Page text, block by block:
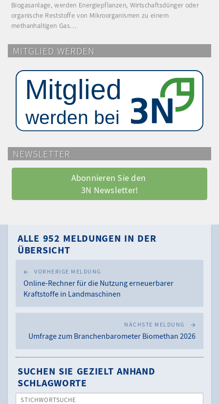
Biogasanlage, werden Energiepflanzen, Wirtschaftsdünger oder
organische Reststoffe von Mikroorganismen zu einem
methanhaltigen Gas…
MITGLIED WERDEN
NEWSLETTER
Abonnieren Sie den
3N Newsletter!
ALLE 952 MELDUNGEN IN DER
ÜBERSICHT
VORHERIGE MELDUNG
Online-Rechner für die Nutzung erneuerbarer
Kraftstoffe in Landmaschinen
NÄCHSTE MELDUNG
Umfrage zum Branchenbarometer Biomethan 2026
SUCHEN SIE GEZIELT ANHAND
SCHLAGWORTE
STICHWORTSUCHE